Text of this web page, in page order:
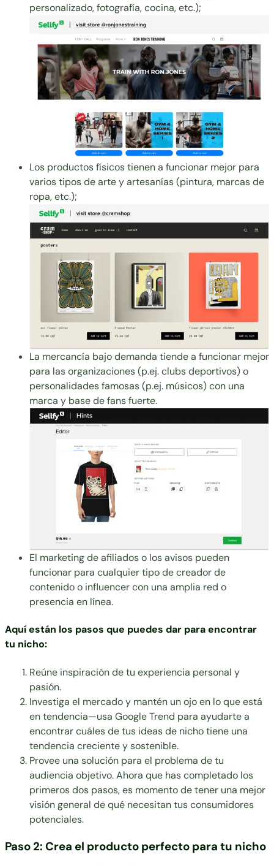
personalizado, fotografía, cocina, etc.);
Los productos físicos tienen a funcionar mejor para
varios tipos de arte y artesanías (pintura, marcas de
ropa, etc.);
La mercancía bajo demanda tiende a funcionar mejor
para las organizaciones (p.ej. clubs deportivos) o
personalidades famosas (p.ej. músicos) con una
marca y base de fans fuerte.
El marketing de afiliados o los avisos pueden
funcionar para cualquier tipo de creador de
contenido o influencer con una amplia red o
presencia en línea.
Aquí están los pasos que puedes dar para encontrar
tu nicho:
Reúne inspiración de tu experiencia personal y
pasión.
Investiga el mercado y mantén un ojo en lo que está
en tendencia—usa Google Trend para ayudarte a
encontrar cuáles de tus ideas de nicho tiene una
tendencia creciente y sostenible.
Provee una solución para el problema de tu
audiencia objetivo. Ahora que has completado los
primeros dos pasos, es momento de tener una mejor
visión general de qué necesitan tus consumidores
potenciales.
Paso 2: Crea el producto perfecto para tu nicho